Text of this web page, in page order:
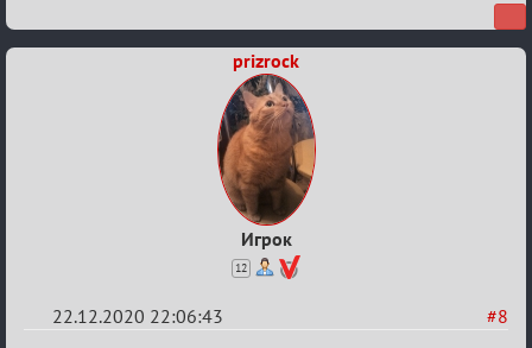
prizrock
Игрок
12
#8
22.12.2020 22:06:43